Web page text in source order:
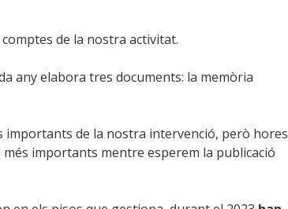
de la nostra activitat.
any elabora tres documents: la memòria
importants de la nostra intervenció, però hores
més importants mentre esperem la publicació